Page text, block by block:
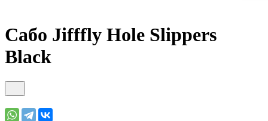
Сабо Jifffly Hole Slippers
Black